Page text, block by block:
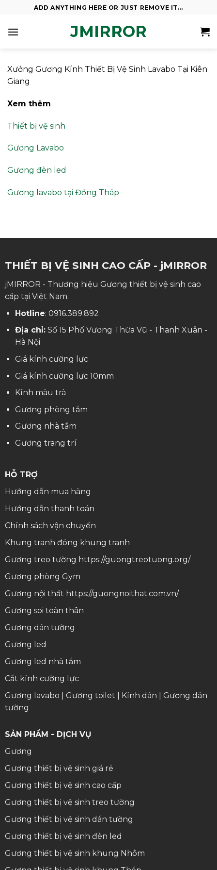
content
ADD ANYTHING HERE OR JUST REMOVE IT...
JMIRROR
Xưởng Gương Kính Thiết Bị Vệ Sinh Lavabo Tại Kiên
Giang
Xem thêm
Thiết bị vệ sinh
Gương Lavabo
Gương đèn led
Gương lavabo tại Đồng Tháp
THIẾT BỊ VỆ SINH CAO CẤP - jMIRROR
jMIRROR - Thương hiệu Gương thiết bị vệ sinh cao
cấp tại Việt Nam.
Hotline: 0916.389.892
Địa chỉ:Số 15 Phố Vương Thừa Vũ - Thanh Xuân -
Hà Nội
Giá kính cường lực
Giá kính cường lực 10mm
Kính màu trà
Gương phòng tắm
Gương nhà tắm
Gương trang trí
HỖ TRỢ
Hướng dẫn mua hàng
Hướng dẫn thanh toán
Chính sách vận chuyển
Khung tranh đóng khung tranh
Gương treo tường https://guongtreotuong.org/
Gương phòng Gym
Gương nội thất https://guongnoithat.com.vn/
Gương soi toàn thân
Gương dán tường
Gương led
Gương led nhà tắm
Cắt kính cường lực
Gương lavabo
Gương toilet Kính dán
Gương dán
tường
SẢN PHẨM - DỊCH VỤ
Gương
Gương thiết bị vệ sinh giá rẻ
Gương thiết bị vệ sinh cao cấp
Gương thiết bị vệ sinh treo tường
Gương thiết bị vệ sinh dán tường
Gương thiết bị vệ sinh đèn led
Gương thiết bị vệ sinh khung Nhôm